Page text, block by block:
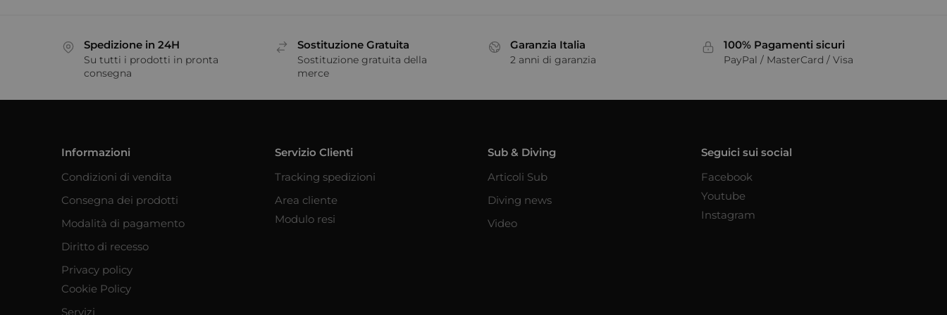
Spedizione in 24H
Su tutti i prodotti in pronta
consegna
Sostituzione Gratuita
Sostituzione gratuita della
merce
Garanzia Italia
2 anni di garanzia
100% Pagamenti sicuri
PayPal / MasterCard / Visa
Informazioni
Condizioni di vendita
Consegna dei prodotti
Modalità di pagamento
Diritto di recesso
Privacy policy
Cookie Policy
Servizi
Servizio Clienti
Tracking spedizioni
Area cliente
Modulo resi
Sub & Diving
Articoli Sub
Diving news
Video
Seguici sui social
Facebook
Youtube
Instagram